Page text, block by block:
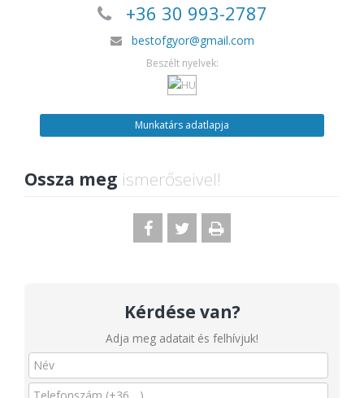
+36 30 993-2787
bestofgyor@gmail.com
Beszélt nyelvek:
Munkatárs adatlapja
Ossza meg ismerőseivel!
Kérdése van?
Adja meg adatait és felhívjuk!